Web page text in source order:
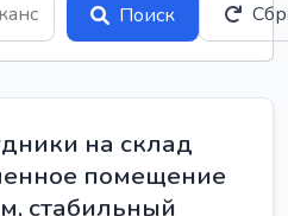
Поиск
на склад
помещение
стабильный